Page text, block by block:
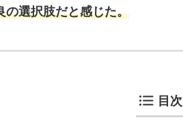
の選択肢だと感じた。
目次